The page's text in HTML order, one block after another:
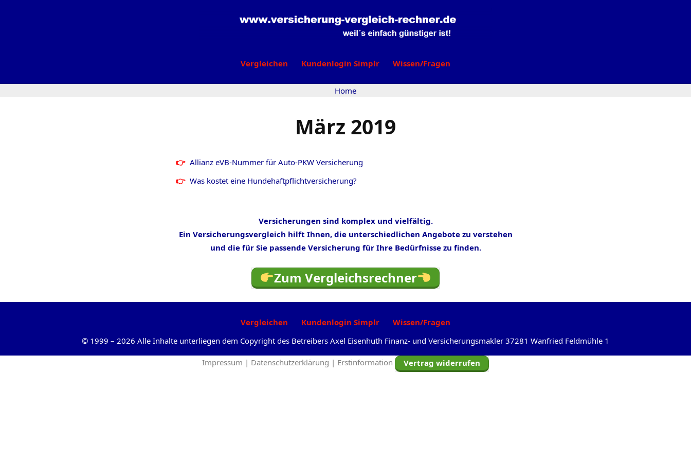
Vergleichen Kundenlogin Simplr Wissen/Fragen
Home
März 2019
Allianz eVB-Nummer für Auto-PKW Versicherung
Was kostet eine Hundehaftpflichtversicherung?
Versicherungen sind komplex und vielfältig.
Ein Versicherungsvergleich hilft Ihnen, die unterschiedlichen Angebote zu verstehen
und die für Sie passende Versicherung für Ihre Bedürfnisse zu finden.
Zum Vergleichsrechner
Vergleichen Kundenlogin Simplr
Wissen/Fragen
© 1999 – 2026 Alle Inhalte unterliegen dem Copyright des Betreibers Axel Eisenhuth Finanz- und Versicherungsmakler 37281 Wanfried Feldmühle 1
Impressum | Datenschutzerklärung | Erstinformation Vertrag widerrufen